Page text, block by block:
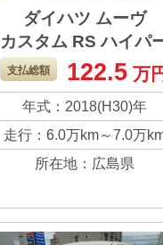
ダイハツ ムーヴ
カスタム RS ハイパ
SA3
ターボにしたこと
より、走りはとて
快適で乗り心地も
かったです。 車検
残っているので、
ろしくお願いしま
す。
支払総額 122.5万
年式：2018(H30)年
走行：6.0万km～7.0万
所在地：広島県